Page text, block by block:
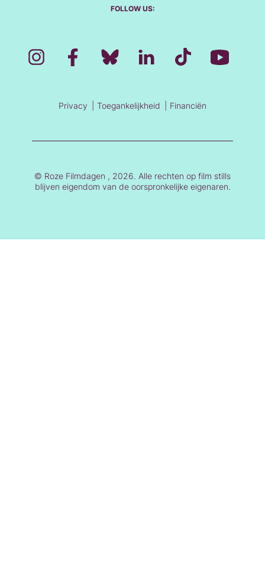
FOLLOW US:
Privacy Toegankelijkheid Financiën
© Roze Filmdagen , 2026. Alle rechten op film stills
blijven eigendom van de oorspronkelijke eigenaren.